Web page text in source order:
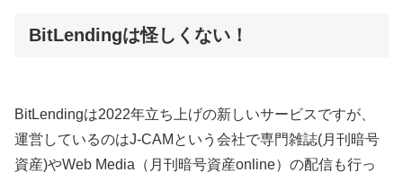
BitLendingは怪しくない！
BitLendingは2022年立ち上げの新しいサービスですが、
運営しているのはJ-CAMという会社で専門雑誌(月刊暗号
資産)やWeb Media（月刊暗号資産online）の配信も行っ